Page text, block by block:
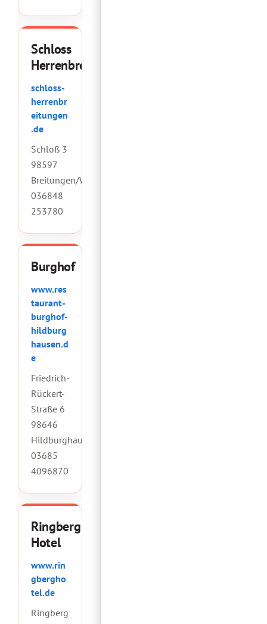
Schloss
Herrenbreitungen
schloss-
herrenbr
eitungen
.de
Schloß 3
98597
Breitungen/Werra
036848
253780
Burghof
www.res
taurant-
burghof-
hildburg
hausen.d
e
Friedrich-
Rückert-
Straße 6
98646
Hildburghausen
03685
4096870
Ringberg
Hotel
www.rin
gbergho
tel.de
Ringberg